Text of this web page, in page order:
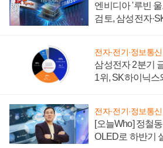
엔비디아 '루빈
검토, 삼성전자
전자·전기·정보통신
삼성전자 2분기
1위, SK하이닉스
전자·전기·정보통신
[오늘Who] 정철
OLED로 하반기